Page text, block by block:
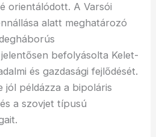
orientálódott. A Varsói
alatt meghatározó
befolyásolta Kelet-
és gazdasági fejlődését.
jól példázza a bipoláris
a szovjet típusú